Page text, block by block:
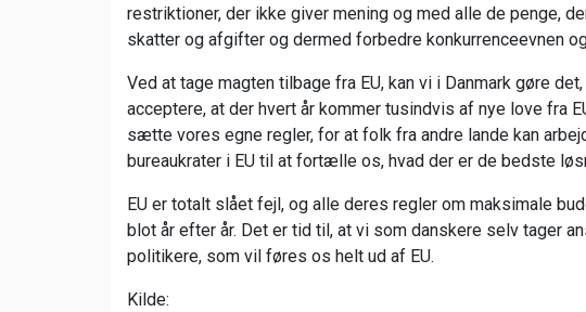
restriktioner, der ikke giver mening og med alle de penge,
skatter og afgifter og dermed forbedre konkurrenceevnen
Ved at tage magten tilbage fra EU, kan vi i Danmark gøre
acceptere, at der hvert år kommer tusindvis af nye love fra
sætte vores egne regler, for at folk fra andre lande kan
bureaukrater i EU til at fortælle os, hvad der er de bedste
EU er totalt slået fejl, og alle deres regler om maksimale
blot år efter år. Det er tid til, at vi som danskere selv tager
politikere, som vil føres os helt ud af EU.
Kilde: